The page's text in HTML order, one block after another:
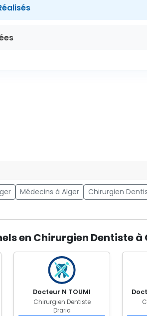
Médecins à Alger Chirurgien
en Chirurgien Dentiste à
Docteur N TOUMI
Chirurgien Dentiste
Draria